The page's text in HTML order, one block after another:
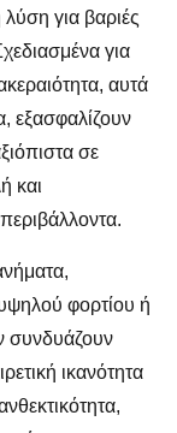
για βαριές
για
αυτά
εξασφαλίζουν
σε
και
φορτίου ή
συνδυάζουν
ικανότητα